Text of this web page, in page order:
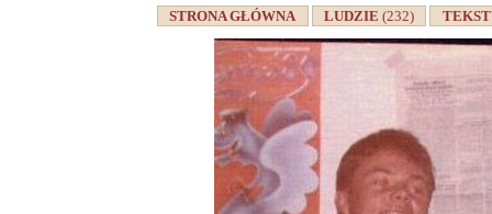
STRONA GŁÓWNA LUDZIE(232)